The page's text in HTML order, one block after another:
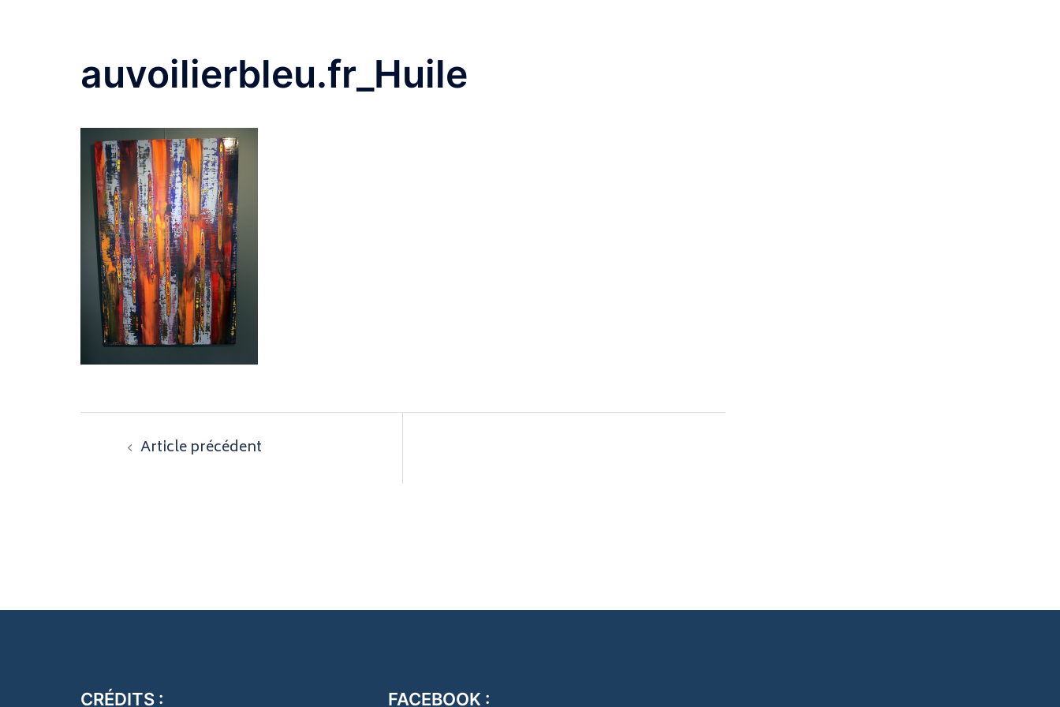
auvoilierbleu.fr_Huile
Navigation
Article précédent
CRÉDITS : FACEBOOK :